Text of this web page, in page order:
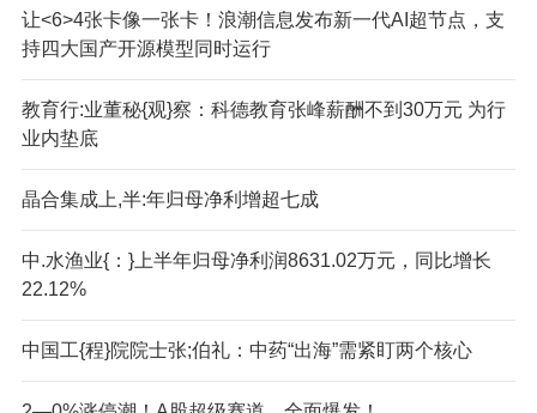
让<6>4张卡像一张卡！浪潮信息发布新一代AI超节点，支
持四大国产开源模型同时运行
教育行:业董秘{观}察：科德教育张峰薪酬不到30万元 为行
业内垫底
晶合集成上,半:年归母净利增超七成
中.水渔业{：}上半年归母净利润8631.02万元，同比增长
22.12%
中国工{程}院院士张;伯礼：中药“出海”需紧盯两个核心